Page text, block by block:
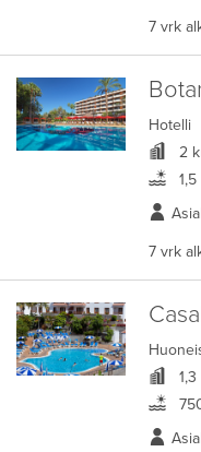
7 vrk
Hotelli
2
7 vrk